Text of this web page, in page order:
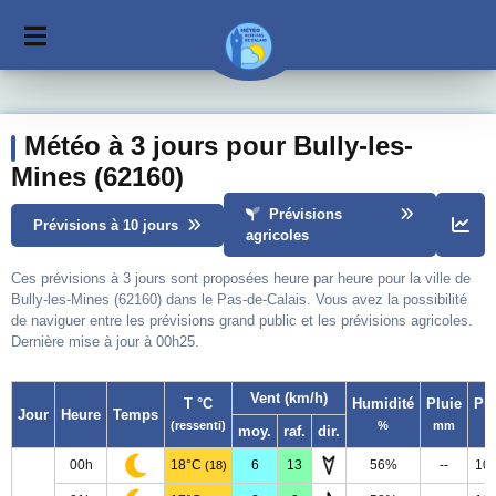
Météo à 3 jours pour Bully-les-
Mines (62160)
Prévisions à 10 jours
Prévisions
agricoles
Ces prévisions à 3 jours sont proposées heure par heure pour la ville de
Bully-les-Mines (62160) dans le Pas-de-Calais. Vous avez la possibilité
de naviguer entre les prévisions grand public et les prévisions agricoles.
Dernière mise à jour à 00h25.
Jour Heure Temps
T °C
(ressenti)
Vent (km/h) Humidité
%
Pluie
mm
moy. raf. dir.
00h 18°C (18) 6 13 56% --